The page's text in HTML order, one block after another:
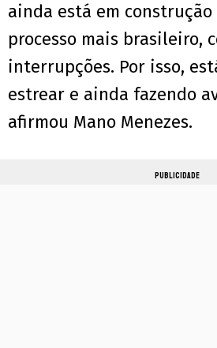
ainda está em
processo mais brasileiro,
interrupções. Por isso,
estrear e ainda fazendo
afirmou Mano Menezes.
PUBLICIDADE